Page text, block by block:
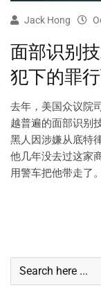
Jack Hong
面部识别
犯下的罪
去年，美国众议院
越普遍的面部识别
黑人因涉嫌从底特
他几年没去过这家
用警车把他带走了